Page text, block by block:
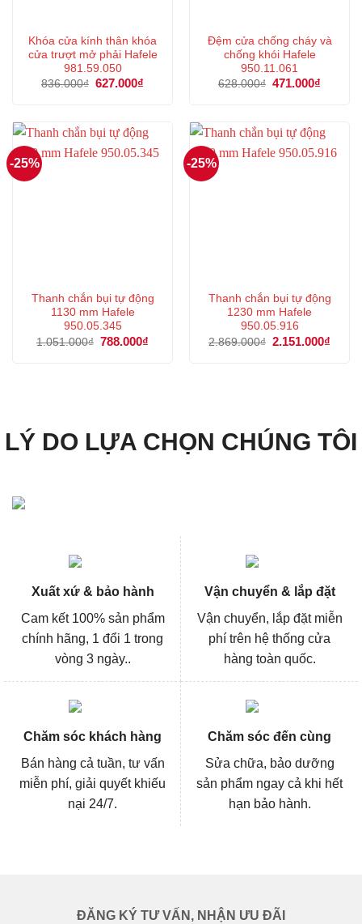
Khóa cửa kính thân khóa
cửa trượt mở phải Hafele
981.59.050
836.000₫ Giá
627.000₫
627.000₫.
Đệm cửa chống cháy và
chống khói Hafele
950.11.061
628.000₫ Giá
471.000₫
-25%
Thanh chắn bụi tự động
1130 mm Hafele
950.05.345
1.051.000₫ Giá
788.000₫
-25%
Thanh chắn bụi tự động
1230 mm Hafele
950.05.916
2.869.000₫ Giá
2.151.000₫
LÝ DO LỰA CHỌN CHÚNG TÔI
Xuất xứ & bảo hành
Cam kết 100% sản phẩm
chính hãng, 1 đổi 1 trong
vòng 3 ngày..
Vận chuyển & lắp đặt
Vận chuyển, lắp đặt miễn
phí trên hệ thống cửa
hàng toàn quốc.
Chăm sóc khách hàng
Bán hàng cả tuần, tư vấn
miễn phí, giải quyết khiếu
nại 24/7.
Chăm sóc đến cùng
Sửa chữa, bảo dưỡng
sản phẩm ngay cả khi hết
hạn bảo hành.
ĐĂNG KÝ TƯ VẤN, NHẬN ƯU ĐÃI